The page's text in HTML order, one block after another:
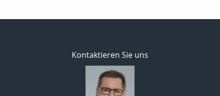
Kontaktieren Sie uns